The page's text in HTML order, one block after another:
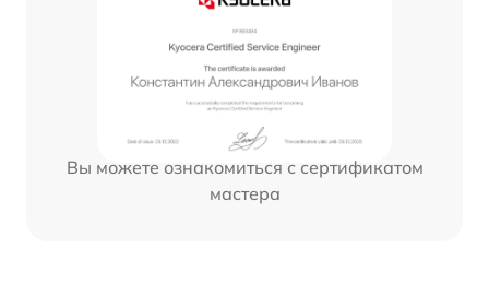
Вы можете ознакомиться с сертификатом
мастера